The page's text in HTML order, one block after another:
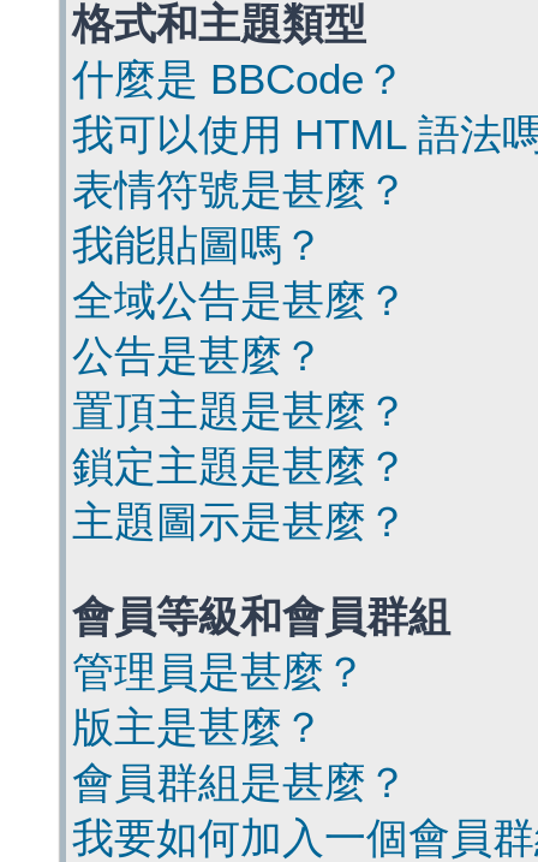
格式和主題類型
什麼是 BBCode？
我可以使用 HTML 語法
表情符號是甚麼？
我能貼圖嗎？
全域公告是甚麼？
公告是甚麼？
置頂主題是甚麼？
鎖定主題是甚麼？
主題圖示是甚麼？
會員等級和會員群組
管理員是甚麼？
版主是甚麼？
會員群組是甚麼？
我要如何加入一個會員